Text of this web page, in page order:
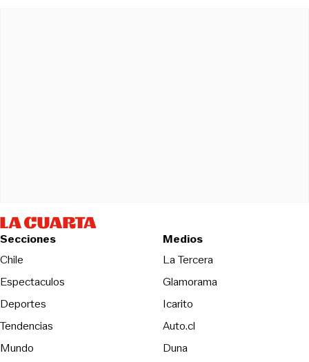
Secciones
Chile
Espectaculos
Deportes
Tendencias
Mundo
Medios
La TerceraOpens in new
Glamorama
Icarito
Auto.cl
DunaOpens in new window